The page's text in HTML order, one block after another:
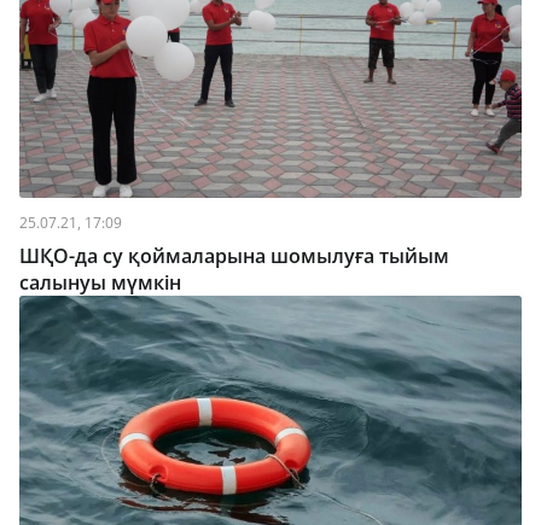
25.07.21, 17:09
ШҚО-да су қоймаларына шомылуға тыйым
салынуы мүмкін